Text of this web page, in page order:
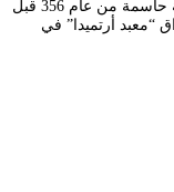
: عبد الحليم رحموني ملخص المسرحية : في ليلة حاسمة من عام 356 قبل
“معبد أرتميدا” في